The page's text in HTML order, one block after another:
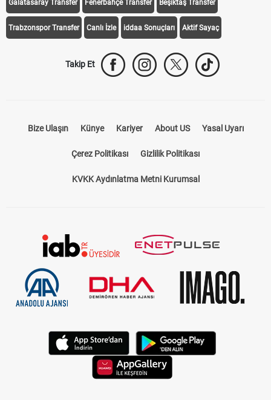
Galatasaray Transfer Fenerbahçe Transfer Beşiktaş Transfer
Trabzonspor Transfer Canlı İzle iddaa Sonuçları Aktif Sayaç
Takip Et
Bize Ulaşın Künye Kariyer About US Yasal Uyarı
Çerez Politikası Gizlilik Politikası
KVKK Aydınlatma Metni Kurumsal